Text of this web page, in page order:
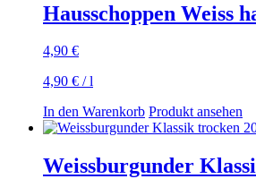
Hausschoppen Weiss
4,90 €
4,90 € /l
In den Warenkorb Produkt ansehen
Weissburgunder